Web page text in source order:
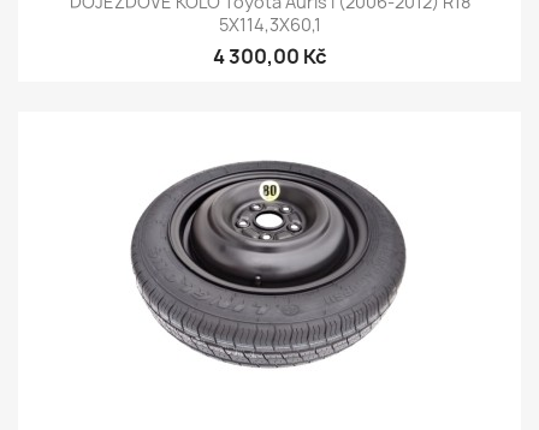
5X114,3X60,1
4 300,00 Kč